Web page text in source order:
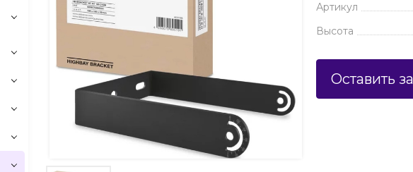
Артикул
Высота
Оставить